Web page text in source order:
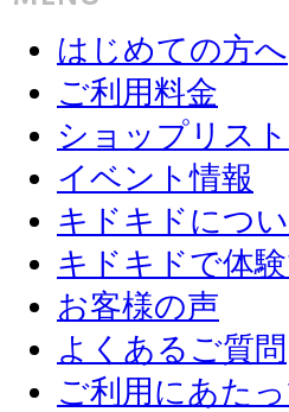
はじめての方へ
ご利用料金
ショップリスト
イベント情報
キドキドにつ
キドキドで体
お客様の声
よくあるご質問
ご利用にあた